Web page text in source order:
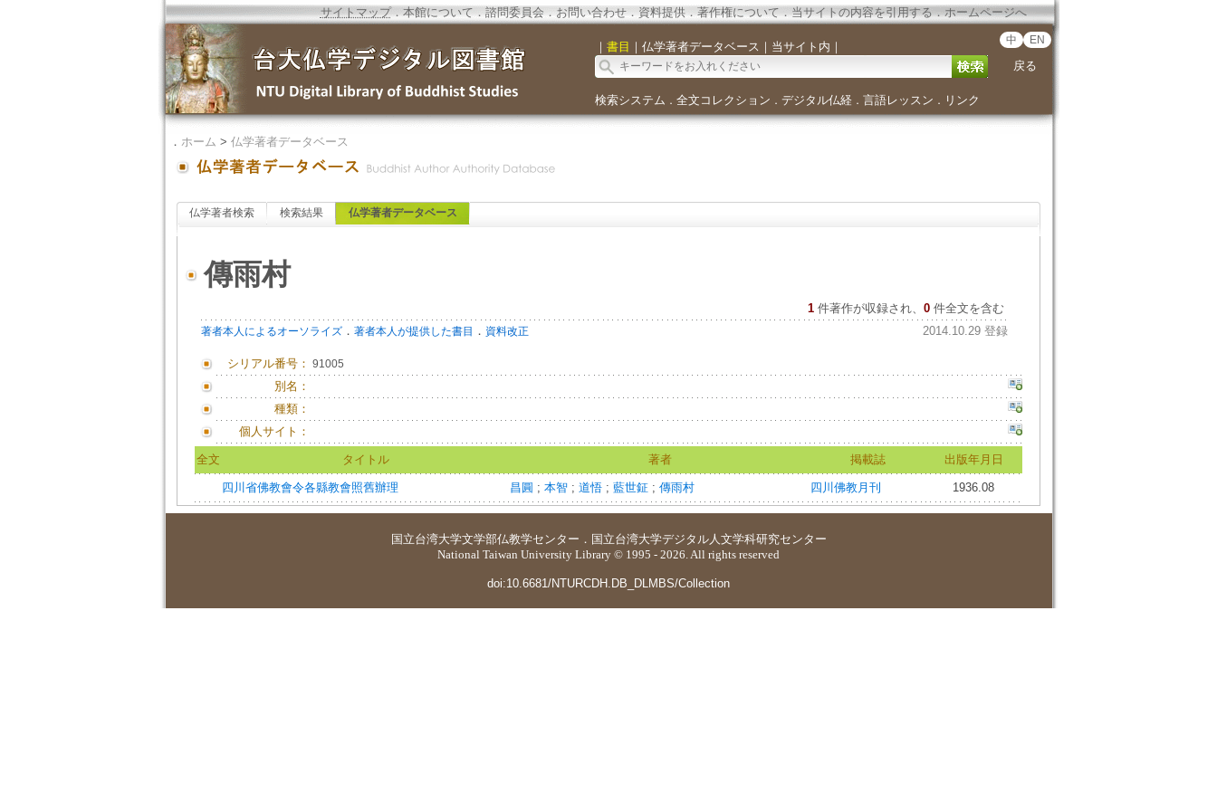
サイトマップ．本館について．諮問委員会． お問い合わせ． 資料提供．著作権について．当サイトの内容を引用する．ホームページへ
｜ 書目 ｜ 仏学著者データベース ｜ 当サイト内 ｜ 中 EN
戻る
検索システム ． 全文コレクション ． デジタル仏経． 言語レッスン ． リンク
． ホーム > 仏学著者データベース
仏学著者検索 検索結果 仏学著者データベース
傳雨村
1 件著作が収録され、 0件全文を含む
著者本人によるオーソライズ． 著者本人が提供した書目 ． 資料改正 2014.10.29 登録
シリアル番号： 91005
別名：
種類：
個人サイト：
全文 タイトル 著者 掲載誌 出版年月日
四川省佛教會令各縣教會照舊辦理 昌圓 ; 本智 ; 道悟 ; 藍世鉦 ; 傳雨村 四川佛教月刊 1936.08
国立台湾大学文学部仏教学センター ． 国立台湾大学デジタル人文学科研究センター
National Taiwan University Library © 1995 - 2026. All rights reserved
doi:10.6681/NTURCDH.DB_DLMBS/Collection